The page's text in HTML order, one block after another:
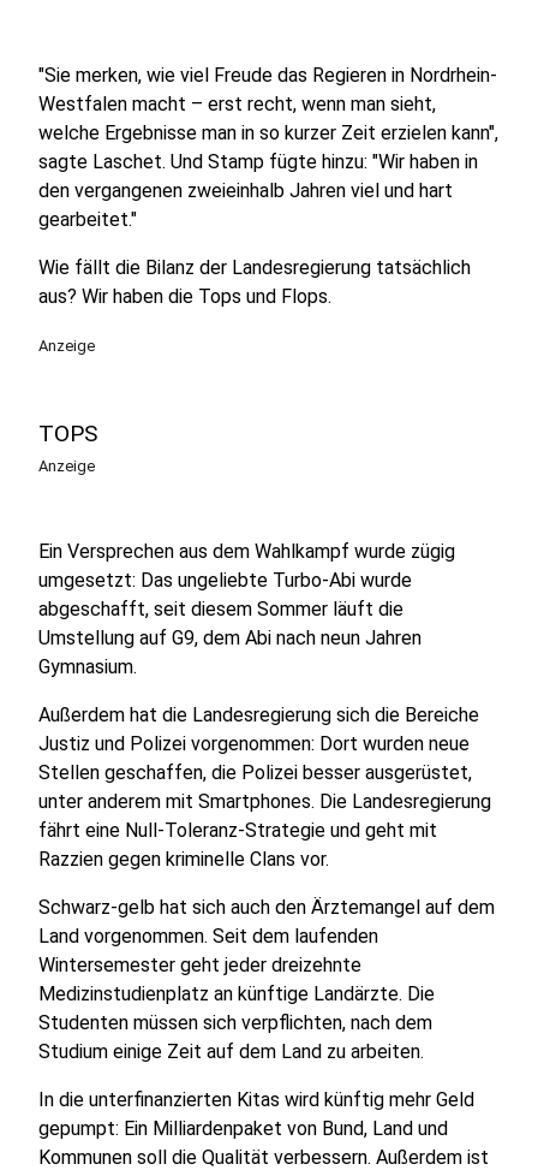
"Sie merken, wie viel Freude das Regieren in Nordrhein-
Westfalen macht – erst recht, wenn man sieht,
welche Ergebnisse man in so kurzer Zeit erzielen kann",
sagte Laschet. Und Stamp fügte hinzu: "Wir haben in
den vergangenen zweieinhalb Jahren viel und hart
gearbeitet."
Wie fällt die Bilanz der Landesregierung tatsächlich
aus? Wir haben die Tops und Flops.
Anzeige
TOPS
Anzeige
Ein Versprechen aus dem Wahlkampf wurde zügig
umgesetzt: Das ungeliebte Turbo-Abi wurde
abgeschafft, seit diesem Sommer läuft die
Umstellung auf G9, dem Abi nach neun Jahren
Gymnasium.
Außerdem hat die Landesregierung sich die Bereiche
Justiz und Polizei vorgenommen: Dort wurden neue
Stellen geschaffen, die Polizei besser ausgerüstet,
unter anderem mit Smartphones. Die Landesregierung
fährt eine Null-Toleranz-Strategie und geht mit
Razzien gegen kriminelle Clans vor.
Schwarz-gelb hat sich auch den Ärztemangel auf dem
Land vorgenommen. Seit dem laufenden
Wintersemester geht jeder dreizehnte
Medizinstudienplatz an künftige Landärzte. Die
Studenten müssen sich verpflichten, nach dem
Studium einige Zeit auf dem Land zu arbeiten.
In die unterfinanzierten Kitas wird künftig mehr Geld
gepumpt: Ein Milliardenpaket von Bund, Land und
Kommunen soll die Qualität verbessern. Außerdem ist